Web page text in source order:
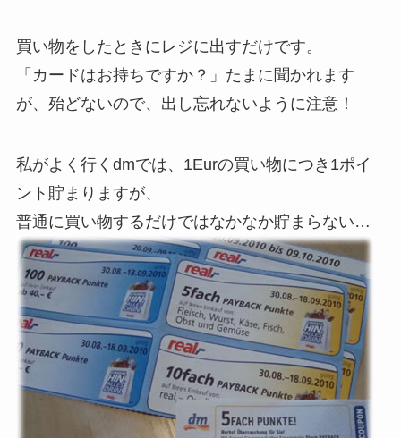
買い物をしたときにレジに出すだけです。
「カードはお持ちですか？」たまに聞かれます
が、殆どないので、出し忘れないように注意！
私がよく行くdmでは、1Eurの買い物につき1ポイ
ント貯まりますが、
普通に買い物するだけではなかなか貯まらない…